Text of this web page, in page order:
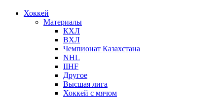
Хоккей
Материалы
КХЛ
ВХЛ
Чемпионат Казахстана
NHL
IIHF
Другое
Высшая лига
Хоккей с мячом